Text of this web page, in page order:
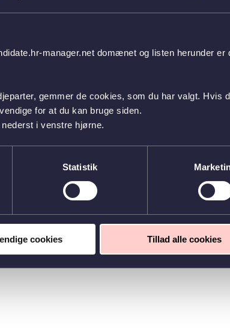
manager.net domænet og listen herunder er
gemmer de cookies, som du har valgt. Hvis
for at du kan bruge siden.
i venstre hjørne.
Statistik
cookies Tillad alle cookies